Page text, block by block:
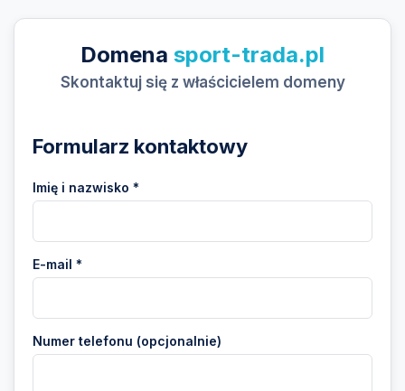
Domena sport-trada.pl
Skontaktuj się z właścicielem domeny
Formularz kontaktowy
Imię i nazwisko *
E-mail *
Numer telefonu (opcjonalnie)